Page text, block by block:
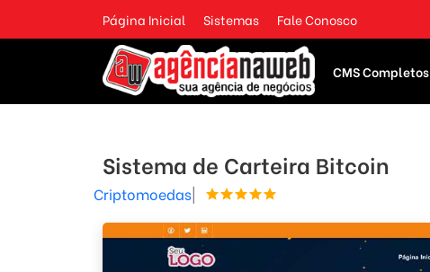
Página Inicial Sistemas Fale Conosco
CMS Completos
Sistema de Carteira Bitcoin
Criptomoedas|